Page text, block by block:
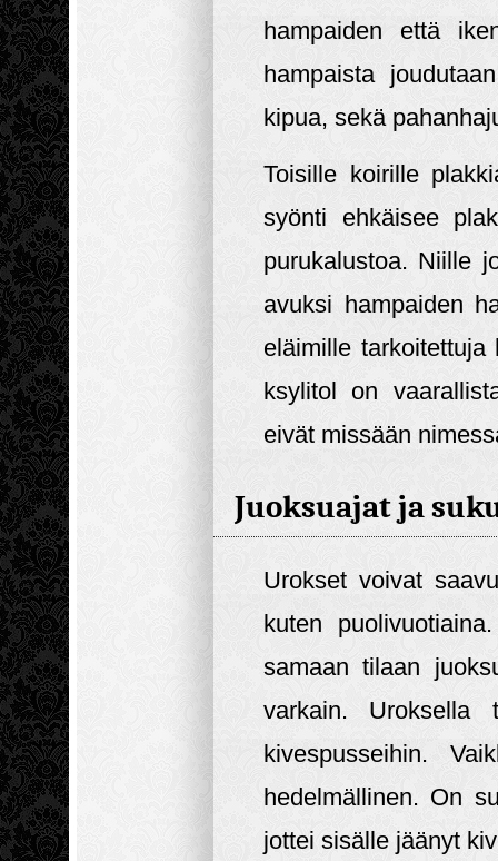
hampaiden että
hampaista
kipua, sekä
Toisille koirille
syönti ehkäisee
purukalustoa. Niille
avuksi hampaiden
eläimille
ksylitol on
eivät missään
Juoksuajat ja
Urokset voivat
kuten
samaan tilaan
varkain. Uroksella
kivespusseihin.
hedelmällinen. On
jottei sisälle jäänyt